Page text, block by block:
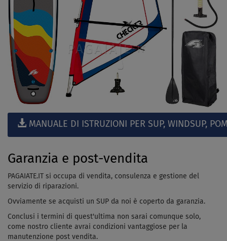
MANUALE DI ISTRUZIONI PER SUP, WINDSUP,
Garanzia e post-vendita
PAGAIATE.IT si occupa di vendita, consulenza e gestione del
servizio di riparazioni.
Ovviamente se acquisti un SUP da noi è coperto da garanzia.
Conclusi i termini di quest'ultima non sarai comunque solo,
come nostro cliente avrai condizioni vantaggiose per la
manutenzione post vendita.